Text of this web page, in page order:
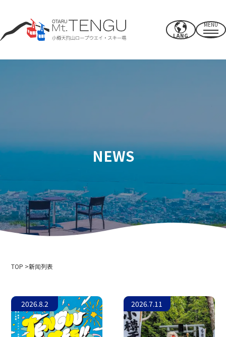
LANG
MENU
CAFE & SHOP
电源点/设施
附近推荐景点
如何度过你的时间
使用权
公司简介
滑雪场使用条款和条件
相关链接
北海道中央巴士株式会社
NEWS
TOP 新闻列表
2026.8.2 2026.7.11